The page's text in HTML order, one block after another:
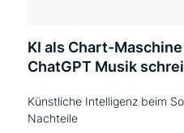
KI als Chart-
ChatGPT Musik
Künstliche Intelligenz beim
Nachteile